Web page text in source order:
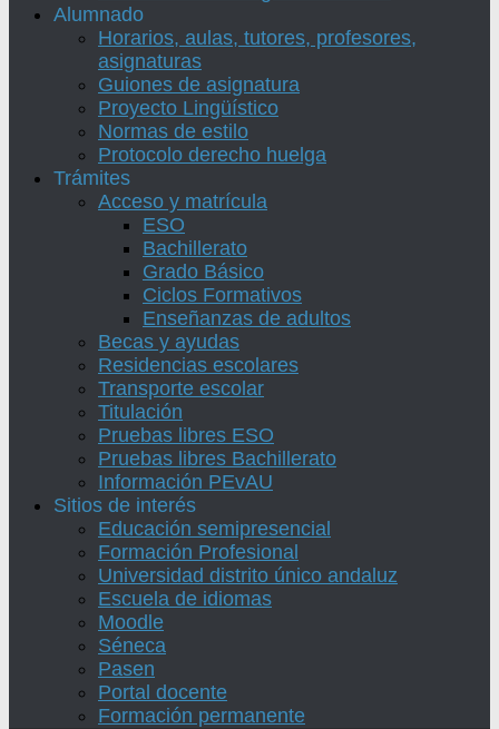
Alumnado
Horarios, aulas, tutores, profesores,
asignaturas
Guiones de asignatura
Proyecto Lingüístico
Normas de estilo
Protocolo derecho huelga
Trámites
Acceso y matrícula
ESO
Bachillerato
Grado Básico
Ciclos Formativos
Enseñanzas de adultos
Becas y ayudas
Residencias escolares
Transporte escolar
Titulación
Pruebas libres ESO
Pruebas libres Bachillerato
Información PEvAU
Sitios de interés
Educación semipresencial
Formación Profesional
Universidad distrito único andaluz
Escuela de idiomas
Moodle
Séneca
Pasen
Portal docente
Formación permanente